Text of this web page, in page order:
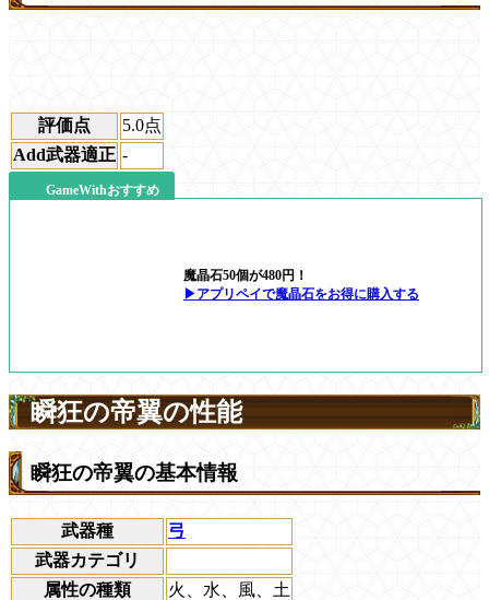
評価点 5.0点
Add武器適正 -
GameWithおすすめ
魔晶石50個が480円！
▶アプリペイで魔晶石をお得に購入する
瞬狂の帝翼の性能
瞬狂の帝翼の基本情報
武器種
弓
武器カテゴリ
属性の種類
火、水、風、土